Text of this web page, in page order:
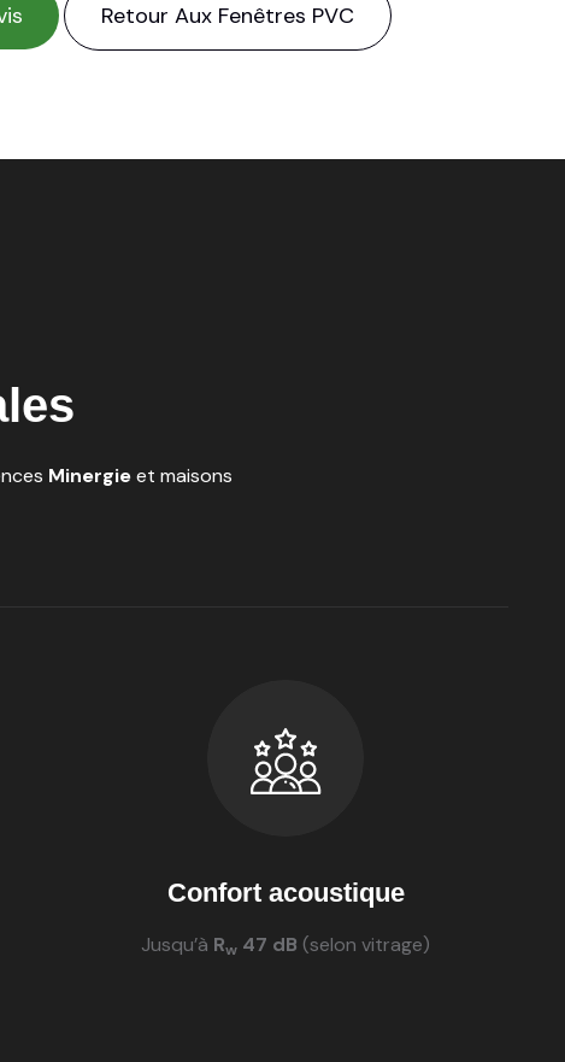
Retour Aux Fenêtres PVC
Minergieet maisons
Confort acoustique
Jusqu’à Rw 47 dB (selon vitrage)